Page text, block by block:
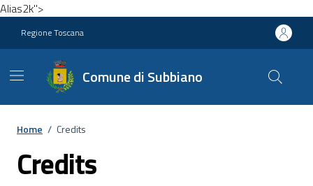
Alias2k">
Regione Toscana
Comune di Subbiano
Home / Credits
Credits